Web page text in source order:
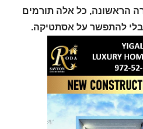
הראשונה, כל אלה תורמים
להתפשר על אסתטיקה.